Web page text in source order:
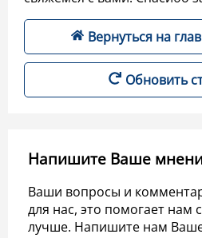
Вернуться на
Обновить
Напишите Ваше
Ваши вопросы и
для нас, это помогает нам
лучше. Напишите нам